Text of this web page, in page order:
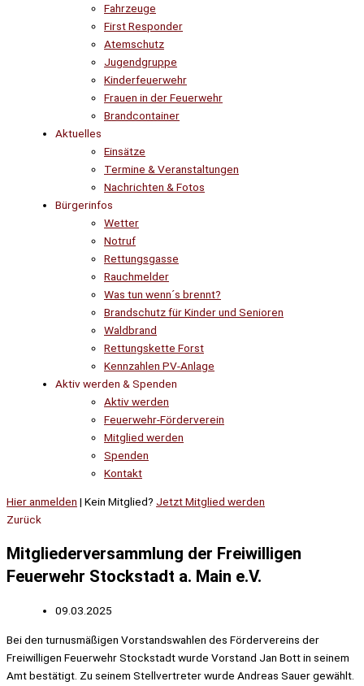
Fahrzeuge
First Responder
Atemschutz
Jugendgruppe
Kinderfeuerwehr
Frauen in der Feuerwehr
Brandcontainer
Aktuelles
Einsätze
Termine & Veranstaltungen
Nachrichten & Fotos
Bürgerinfos
Wetter
Notruf
Rettungsgasse
Rauchmelder
Was tun wenn´s brennt?
Brandschutz für Kinder und Senioren
Waldbrand
Rettungskette Forst
Kennzahlen PV-Anlage
Aktiv werden & Spenden
Aktiv werden
Feuerwehr-Förderverein
Mitglied werden
Spenden
Kontakt
Hier anmelden | Kein Mitglied? Jetzt Mitglied werden
Zurück
Mitgliederversammlung der Freiwilligen
Feuerwehr Stockstadt a. Main e.V.
09.03.2025
Bei den turnusmäßigen Vorstandswahlen des Fördervereins der
Freiwilligen Feuerwehr Stockstadt wurde Vorstand Jan Bott in seinem
Amt bestätigt. Zu seinem Stellvertreter wurde Andreas Sauer gewählt.